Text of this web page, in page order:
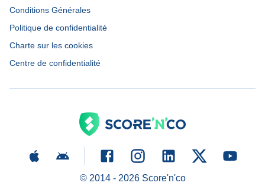
Conditions Générales
Politique de confidentialité
Charte sur les cookies
Centre de confidentialité
© 2014 - 2026Score'n'co